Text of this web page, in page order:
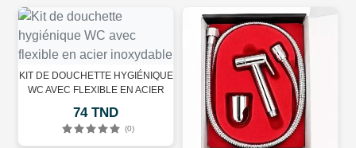
KIT DE DOUCHETTE HYGIÉNIQUE
WC AVEC FLEXIBLE EN ACIER
74 TND
(0)